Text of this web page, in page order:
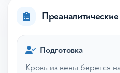
Подготовка
Кровь из вены берется